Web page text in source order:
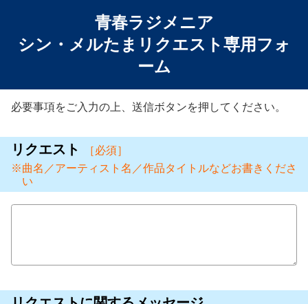
青春ラジメニア
シン・メルたまリクエスト専用フォ
ーム
必要事項をご入力の上、送信ボタンを押してください。
リクエスト
［必須］
曲名／アーティスト名／作品タイトルなどお書きくださ
い